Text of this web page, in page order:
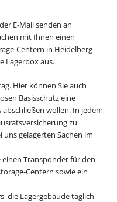
E-Mail senden an
mit Ihnen einen
Centern in Heidelberg
Lagerbox aus.
Hier können Sie auch
Basisschutz eine
wollen. In jedem
zu
gelagerten Sachen im
Transponder für den
Centern sowie ein
die Lagergebäude täglich